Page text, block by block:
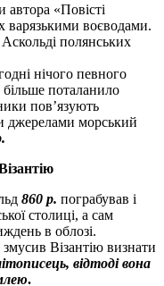
«Повісті
варязькими воєводами.
полянських
нічого певного
поталанило
пов’язують
джерелами морський
860 р. пограбував і
столиці, а сам
в облозі.
Візантію визнати
відтоді вона
.